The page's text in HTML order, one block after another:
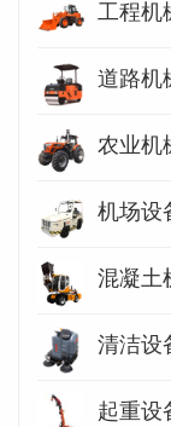
工程机
道路机
农业机
机场设
混凝土
清洁设
起重设